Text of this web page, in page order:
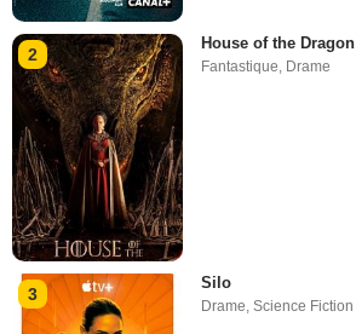
2
House of the Dragon
Fantastique Drame
3
Silo
Drame,Science Fiction